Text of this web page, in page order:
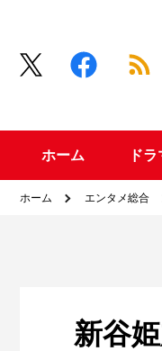
ホーム ドラ
ホーム エンタメ総合
新谷